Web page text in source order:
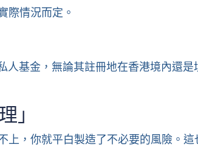
際情況而定。
人基金，無論其註冊地在香港境內還是
」
上，你就平白製造了不必要的風險。這